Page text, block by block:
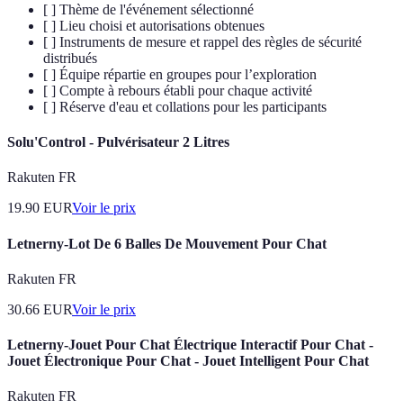
[ ] Thème de l'événement sélectionné
[ ] Lieu choisi et autorisations obtenues
[ ] Instruments de mesure et rappel des règles de sécurité
distribués
[ ] Équipe répartie en groupes pour l’exploration
[ ] Compte à rebours établi pour chaque activité
[ ] Réserve d'eau et collations pour les participants
Solu'Control - Pulvérisateur 2 Litres
Rakuten FR
19.90 EURVoir le prix
Letnerny-Lot De 6 Balles De Mouvement Pour Chat
Rakuten FR
30.66 EURVoir le prix
Letnerny-Jouet Pour Chat Électrique Interactif Pour Chat -
Jouet Électronique Pour Chat - Jouet Intelligent Pour Chat
Rakuten FR